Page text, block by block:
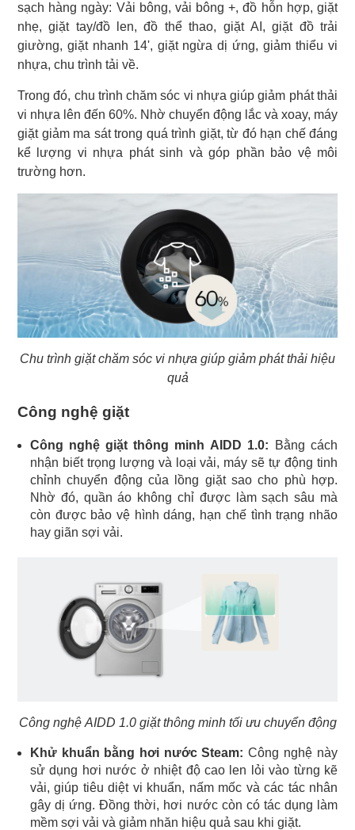
sạch hàng ngày: Vải bông, vải bông +, đồ hỗn hợp, giặt
nhẹ, giặt tay/đồ len, đồ thể thao, giặt AI, giặt đồ trải
giường, giặt nhanh 14', giặt ngừa dị ứng, giảm thiểu vi
nhựa, chu trình tải về.
Trong đó, chu trình chăm sóc vi nhựa giúp giảm phát thải
vi nhựa lên đến 60%. Nhờ chuyển động lắc và xoay, máy
giặt giảm ma sát trong quá trình giặt, từ đó hạn chế đáng
kể lượng vi nhựa phát sinh và góp phần bảo vệ môi
trường hơn.
Chu trình giặt chăm sóc vi nhựa giúp giảm phát thải hiệu
quả
Công nghệ giặt
Công nghệ giặt thông minh AIDD 1.0: Bằng cách
nhận biết trọng lượng và loại vải, máy sẽ tự động tinh
chỉnh chuyển động của lồng giặt sao cho phù hợp.
Nhờ đó, quần áo không chỉ được làm sạch sâu mà
còn được bảo vệ hình dáng, hạn chế tình trạng nhão
hay giãn sợi vải.
Công nghệ AIDD 1.0 giặt thông minh tối ưu chuyển động
Khử khuẩn bằng hơi nước Steam: Công nghệ này
sử dụng hơi nước ở nhiệt độ cao len lỏi vào từng kẽ
vải, giúp tiêu diệt vi khuẩn, nấm mốc và các tác nhân
gây dị ứng. Đồng thời, hơi nước còn có tác dụng làm
mềm sợi vải và giảm nhăn hiệu quả sau khi giặt.